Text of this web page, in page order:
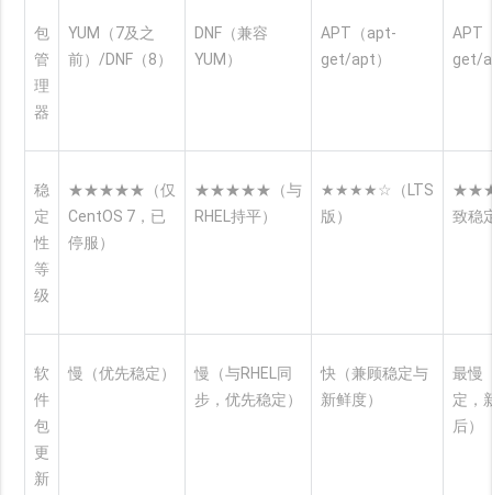
包
管
理
器
YUM（7及之
前）/DNF（8）
DNF（兼容
YUM）
APT（apt-
get/apt）
APT
get/
稳
定
性
等
级
★★★★★（仅
CentOS 7，已
停服）
★★★★★（与
RHEL持平）
★★★★☆（LTS
版）
致稳
软
件
包
更
新
慢（优先稳定）
慢（与RHEL同
步，优先稳定）
快（兼顾稳定与
新鲜度）
最慢
定，
后）